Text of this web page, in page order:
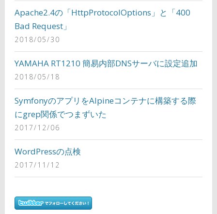
Apache2.4の「HttpProtocolOptions」と「400
Bad Request」
2018/05/30
YAMAHA RT1210 簡易内部DNSサーバに設定追加
2018/05/18
SymfonyのアプリをAlpineコンテナに構築する際
にgrep関係でつまずいた
2017/12/06
WordPressの点検
2017/11/12